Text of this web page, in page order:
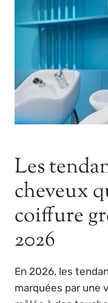
Les
cheveux
coiffure
2026
En 2026, les
marquées par une